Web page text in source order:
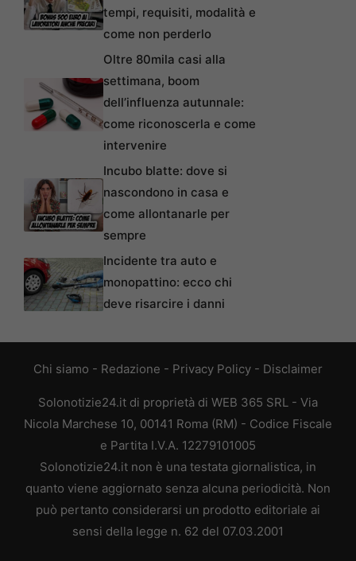
tempi, requisiti, modalità e
come non perderlo
Oltre 80mila casi alla
settimana, boom
dell’influenza autunnale:
come riconoscerla e come
intervenire
Incubo blatte: dove si
nascondono in casa e
come allontanarle per
sempre
Incidente tra auto e
monopattino: ecco chi
deve risarcire i danni
Chi siamo - Redazione - Privacy Policy - Disclaimer
Solonotizie24.it di proprietà di WEB 365 SRL - Via
Nicola Marchese 10, 00141 Roma (RM) - Codice Fiscale
e Partita I.V.A. 12279101005
Solonotizie24.it non è una testata giornalistica, in
quanto viene aggiornato senza alcuna periodicità. Non
può pertanto considerarsi un prodotto editoriale ai
sensi della legge n. 62 del 07.03.2001